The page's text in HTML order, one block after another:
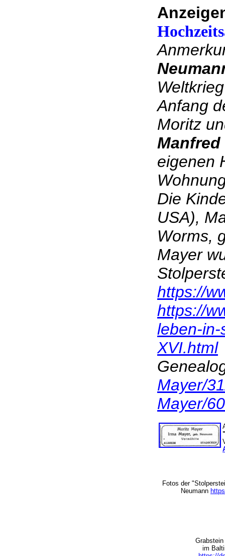
Anfang
Moritz
Manfred
eigenen
Die
USA),
Worms,
Mayer
https://
https://
leben-
XVI.html
Mayer/
Mayer/
Fotos der
Neumann
im